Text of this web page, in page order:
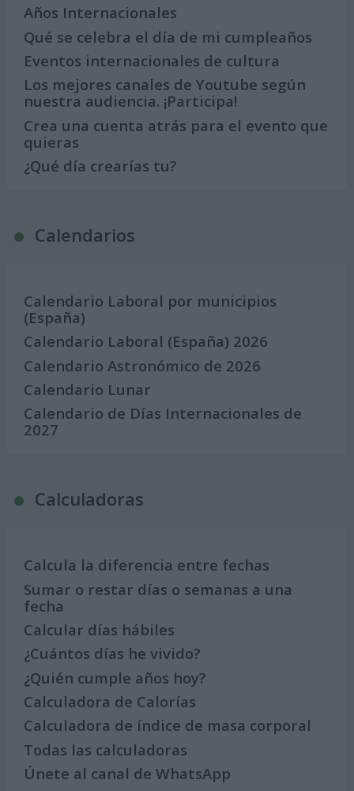
Años Internacionales
Qué se celebra el día de mi cumpleaños
Eventos internacionales de cultura
Los mejores canales de Youtube según
nuestra audiencia. ¡Participa!
Crea una cuenta atrás para el evento que
quieras
¿Qué día crearías tu?
Calendarios
Calendario Laboral por municipios
(España)
Calendario Laboral (España) 2026
Calendario Astronómico de 2026
Calendario Lunar
Calendario de Días Internacionales de
2027
Calculadoras
Calcula la diferencia entre fechas
Sumar o restar días o semanas a una
fecha
Calcular días hábiles
¿Cuántos días he vivido?
¿Quién cumple años hoy?
Calculadora de Calorías
Calculadora de índice de masa corporal
Todas las calculadoras
Únete al canal de WhatsApp